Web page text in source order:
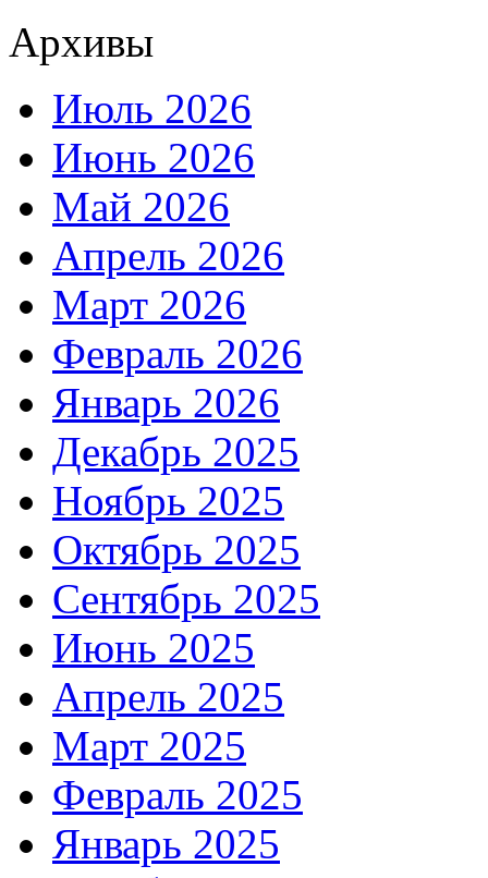
Архивы
Июль 2026
Июнь 2026
Май 2026
Апрель 2026
Март 2026
Февраль 2026
Январь 2026
Декабрь 2025
Ноябрь 2025
Октябрь 2025
Сентябрь 2025
Июнь 2025
Апрель 2025
Март 2025
Февраль 2025
Январь 2025